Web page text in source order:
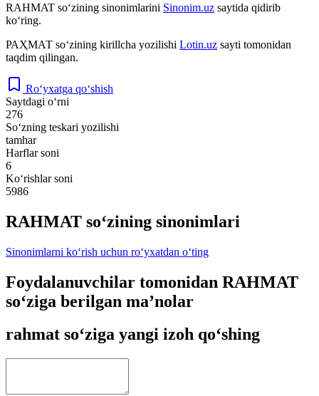
RAHMAT so‘zining sinonimlarini Sinonim.uz saytida qidirib
ko‘ring.
РАҲМАТ so‘zining kirillcha yozilishi Lotin.uz sayti tomonidan
taqdim qilingan.
Ro‘yxatga qo‘shish
Saytdagi o‘rni
276
So‘zning teskari yozilishi
tamhar
Harflar soni
6
Ko‘rishlar soni
5986
RAHMAT so‘zining sinonimlari
Sinonimlarni ko‘rish uchun ro‘yxatdan o‘ting
Foydalanuvchilar tomonidan RAHMAT
so‘ziga berilgan ma’nolar
rahmat so‘ziga yangi izoh qo‘shing